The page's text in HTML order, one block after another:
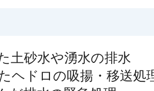
土砂水や湧水の排水
ヘドロの吸揚・移送処